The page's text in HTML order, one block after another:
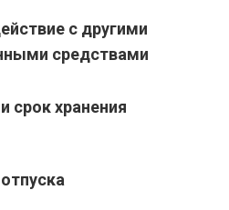
с другими
средствами
срок хранения